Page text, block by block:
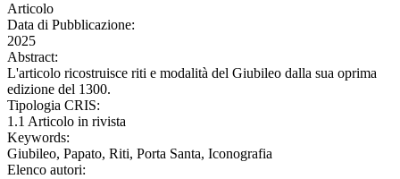
Articolo
Data di Pubblicazione:
2025
Abstract:
L'articolo ricostruisce riti e modalità del Giubileo dalla sua oprima
edizione del 1300.
Tipologia CRIS:
1.1 Articolo in rivista
Keywords:
Giubileo, Papato, Riti, Porta Santa, Iconografia
Elenco autori: